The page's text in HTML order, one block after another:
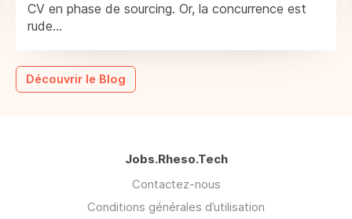
CV en phase de sourcing. Or, la concurrence est
rude...
Découvrir le Blog
Jobs.Rheso.Tech
Contactez-nous
Conditions générales d’utilisation